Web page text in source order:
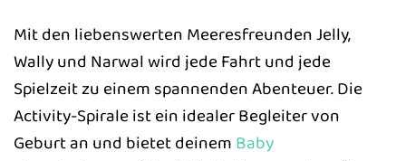
Mit den liebenswerten Meeresfreunden Jelly,
Wally und Narwal wird jede Fahrt und jede
Spielzeit zu einem spannenden Abenteuer. Die
Activity-Spirale ist ein idealer Begleiter von
Geburt an und bietet deinem Baby